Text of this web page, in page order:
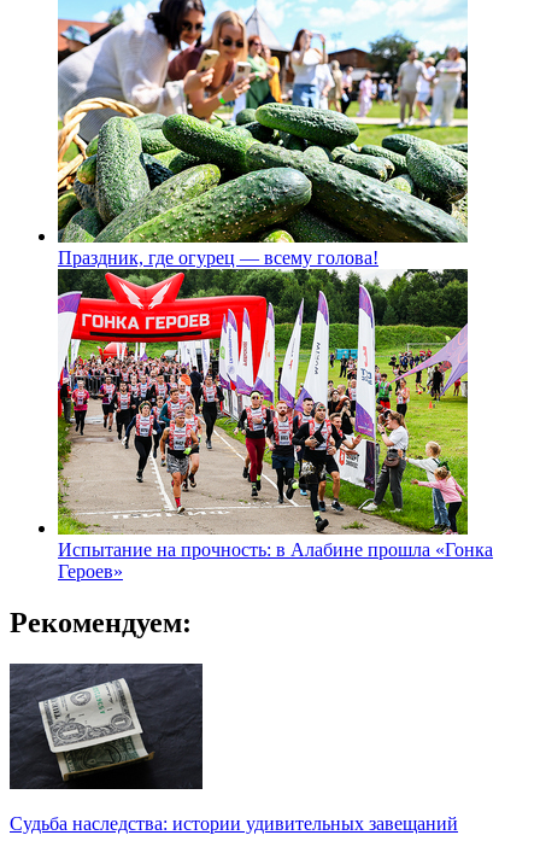
Праздник, где огурец — всему голова!
Испытание на прочность: в Алабине прошла «Гонка
Героев»
Рекомендуем:
Судьба наследства: истории удивительных завещаний